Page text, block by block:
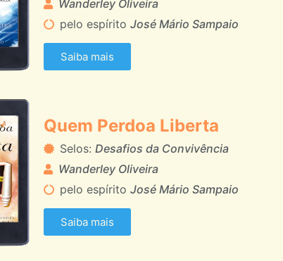
Wanderley Oliveira
pelo espírito José Mário Sampaio
Saiba mais
Quem Perdoa Liberta
Selos: Desafios da Convivência
Wanderley Oliveira
pelo espírito José Mário Sampaio
Saiba mais